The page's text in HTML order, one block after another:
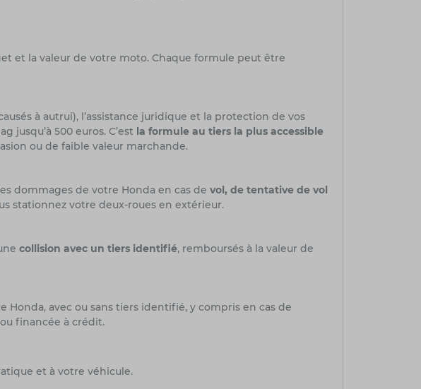
et la valeur de votre moto. Chaque formule peut être
à autrui), l’assistance juridique et la protection de vos
jusqu’à 500 euros. C’est la formule au tiers la plus accessible
ou de faible valeur marchande.
dommages de votre Honda en cas de vol, de tentative de vol
stationnez votre deux-roues en extérieur.
collision avec un tiers identifié, remboursés à la valeur de
Honda, avec ou sans tiers identifié, y compris en cas de
financée à crédit.
et à votre véhicule.